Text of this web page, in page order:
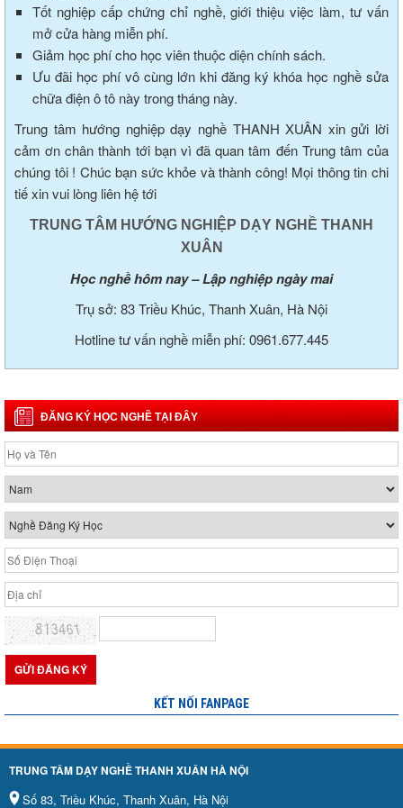
Tốt nghiệp cấp chứng chỉ nghề, giới thiệu việc làm, tư vấn
mở cửa hàng miễn phí.
Giảm học phí cho học viên thuộc diện chính sách.
Ưu đãi học phí vô cùng lớn khi đăng ký khóa học nghề sửa
chữa điện ô tô này trong tháng này.
Trung tâm hướng nghiệp dạy nghề THANH XUÂN xin gửi lời
cảm ơn chân thành tới bạn vì đã quan tâm đến Trung tâm của
chúng tôi ! Chúc bạn sức khỏe và thành công! Mọi thông tin chi
tiế xin vui lòng liên hệ tới
TRUNG TÂM HƯỚNG NGHIỆP DẠY NGHỀ THANH
XUÂN
Học nghề hôm nay – Lập nghiệp ngày mai
Trụ sở: 83 Triều Khúc, Thanh Xuân, Hà Nội
Hotline tư vấn nghề miễn phí: 0961.677.445
ĐĂNG KÝ HỌC NGHỀ TẠI ĐÂY
KẾT NỐI FANPAGE
TRUNG TÂM DẠY NGHỀ THANH XUÂN HÀ NỘI
Số 83, Triều Khúc, Thanh Xuân, Hà Nội